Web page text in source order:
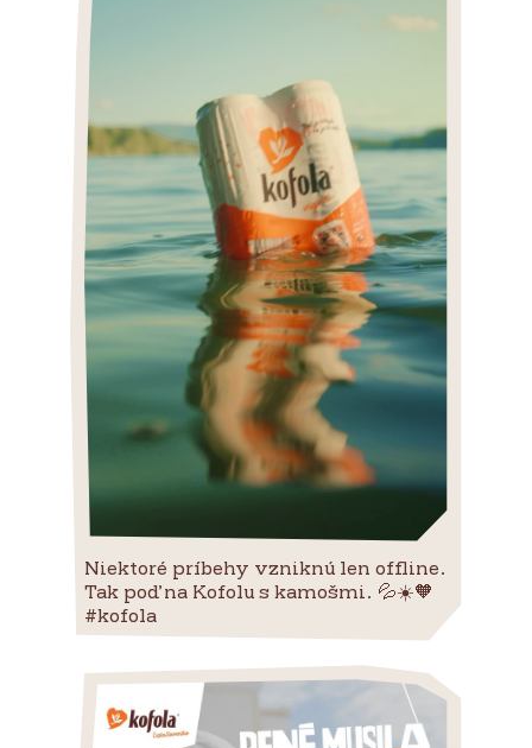
Niektoré príbehy vzniknú len offline.
Tak poď na Kofolu s kamošmi. 💦☀️🧡
#kofola